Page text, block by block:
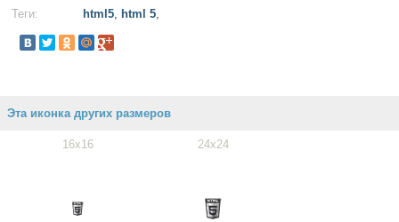
Теги: html5, html 5,
Эта иконка других размеров
16x16 24x24